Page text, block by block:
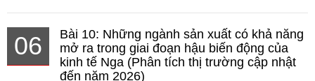
06
Bài 10: Những ngành sản xuất có khả năng
mở ra trong giai đoạn hậu biến động của
kinh tế Nga (Phân tích thị trường cập nhật
đến năm 2026)